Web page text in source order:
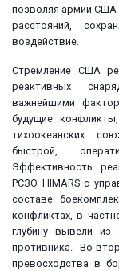
позволяя армии США
расстояний,
воздействие.
Стремление США
реактивных
важнейшими
будущие
тихоокеанских
быстрой,
Эффективность
РСЗО HIMARS с
составе
конфликтах, в
глубину вывели из
противника. Во-
превосходства в